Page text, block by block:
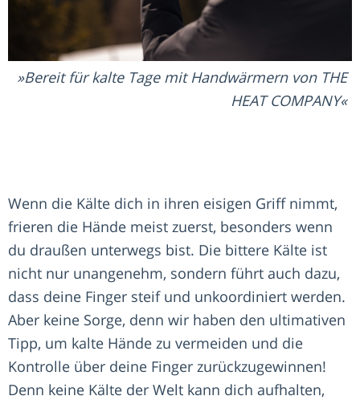
Bereit für kalte Tage mit Handwärmern von THE
HEAT COMPANY
Wenn die Kälte dich in ihren eisigen Griff nimmt,
frieren die Hände meist zuerst, besonders wenn
du draußen unterwegs bist. Die bittere Kälte ist
nicht nur unangenehm, sondern führt auch dazu,
dass deine Finger steif und unkoordiniert werden.
Aber keine Sorge, denn wir haben den ultimativen
Tipp, um kalte Hände zu vermeiden und die
Kontrolle über deine Finger zurückzugewinnen!
Denn keine Kälte der Welt kann dich aufhalten,